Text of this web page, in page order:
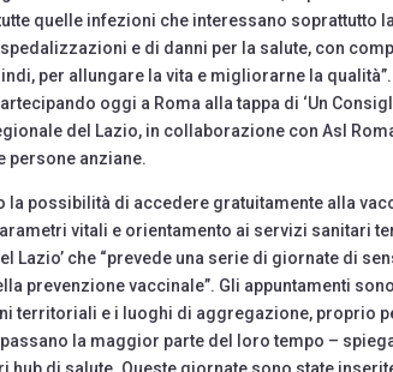
quelle infezioni che interessano soprattutto
e di danni per la salute, con
per allungare la vita e migliorarne la
oggi a Roma alla tappa di ‘Un
del Lazio, in collaborazione con Asl
persone anziane.
la possibilità di accedere gratuitamente alla
vitali e orientamento ai servizi sanitari
Lazio’ che “prevede una serie di giornate di
prevenzione vaccinale”. Gli appuntamenti
territoriali e i luoghi di aggregazione, proprio
la maggior parte del loro tempo –
di salute. Queste giornate sono state